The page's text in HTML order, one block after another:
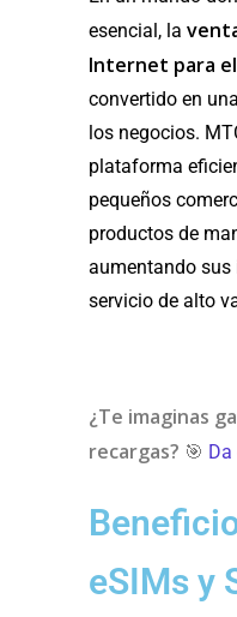
esencial, la
Internet para
convertido en
los negocios.
plataforma
pequeños
productos de
aumentando sus
servicio de alto
¿Te imaginas
recargas? 🎯
eSIMs y